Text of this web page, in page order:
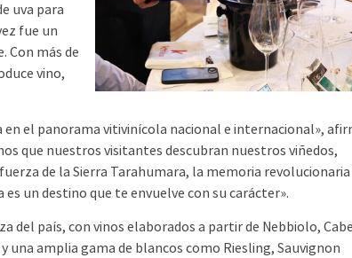
uva para
fue un
Con más de
vino,
el panorama vitivinícola nacional e internacional»,
que nuestros visitantes descubran nuestros viñedos,
de la Sierra Tarahumara, la memoria revolucionaria
un destino que te envuelve con su carácter».
del país, con vinos elaborados a partir de Nebbiolo,
amplia gama de blancos como Riesling, Sauvignon